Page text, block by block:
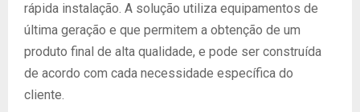
rápida instalação. A solução utiliza equipamentos de
última geração e que permitem a obtenção de um
produto final de alta qualidade, e pode ser construída
de acordo com cada necessidade específica do
cliente.